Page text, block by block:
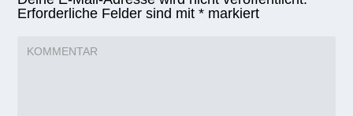
Erforderliche Felder sind mit* markiert